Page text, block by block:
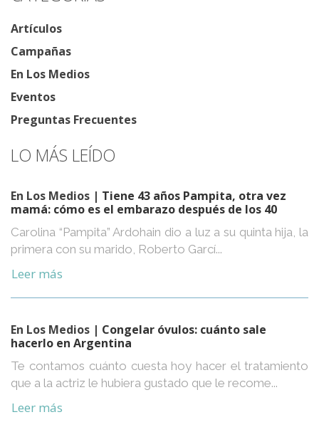
Artículos
Campañas
En Los Medios
Eventos
Preguntas Frecuentes
LO MÁS LEÍDO
En Los Medios | Tiene 43 años Pampita, otra vez
mamá: cómo es el embarazo después de los 40
Carolina “Pampita” Ardohain dio a luz a su quinta hija, la
primera con su marido, Roberto Garcí...
Leer más
En Los Medios | Congelar óvulos: cuánto sale
hacerlo en Argentina
Te contamos cuánto cuesta hoy hacer el tratamiento
que a la actriz le hubiera gustado que le recome...
Leer más